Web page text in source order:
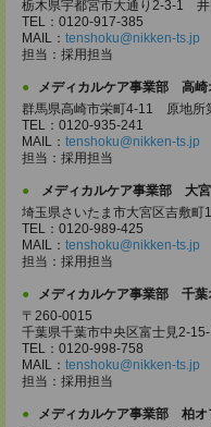
栃木県宇都宮市大通り2-3-1 井
TEL：0120-917-385
MAIL： tenshoku@nikken-ts.jp
担当：採用担当
メディカルケア事業部 高崎
群馬県高崎市栄町4-11 原地所
TEL：0120-935-241
MAIL： tenshoku@nikken-ts.jp
担当：採用担当
メディカルケア事業部 大
埼玉県さいたま市大宮区吉敷
TEL：0120-989-425
MAIL： tenshoku@nikken-ts.jp
担当：採用担当
メディカルケア事業部 千葉
〒260-0015
千葉県千葉市中央区富士見2-
TEL：0120-998-758
MAIL： tenshoku@nikken-ts.jp
担当：採用担当
メディカルケア事業部 柏オ